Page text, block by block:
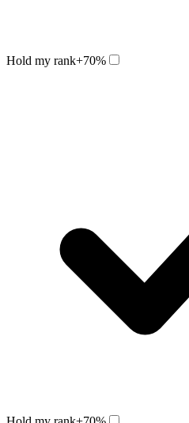
Hold my rank+70%